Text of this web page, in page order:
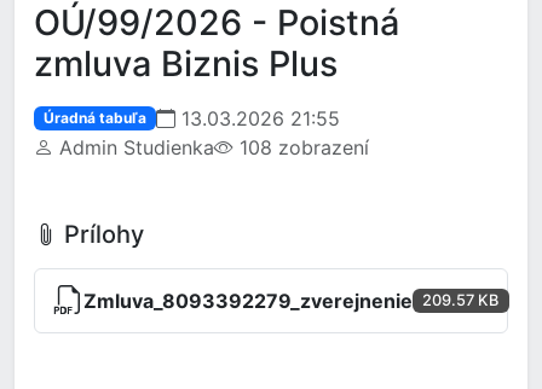
OÚ/99/2026 - Poistná
zmluva Biznis Plus
Úradná tabuľa
13.03.2026 21:55
Admin Studienka
108 zobrazení
Prílohy
Zmluva_8093392279_zverejnenie 209.57 KB